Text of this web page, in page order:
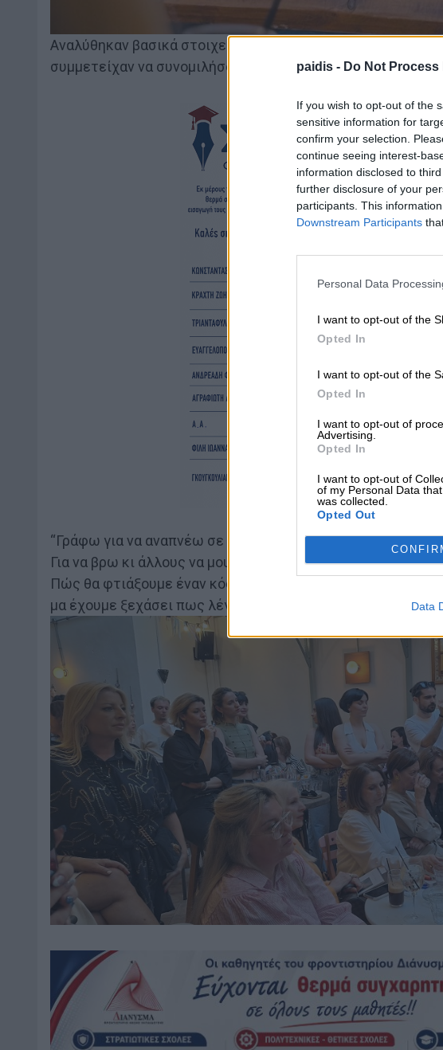
paidis - Do Not
If you wish to opt-out of the
sensitive information for
confirm your selection.
continue seeing interest-
information disclosed to
further disclosure of your
participants. This
Downstream Participants
Personal Data
I want to opt-out of the
Opted In
I want to opt-out of the
Opted In
I want to opt-out of
Advertising.
Opted In
I want to opt-out of
of my Personal Data
was collected.
Opted Out
Data
Αναλύθηκαν βασικά στοιχεία της ποιητικής του γραφής και
συμμετείχαν να συνομιλήσουν μέσω της ποίησης.
“Γράφω για να αναπνέω σε έναν πλανήτη που καίγεται
Για να βρω κι άλλους να μου δείξουν πως γίνεται
Πώς θα φτιάξουμε έναν κόσμο που τον έχουμε ανάγκη,
μα έχουμε ξεχάσει πως λέγεται”